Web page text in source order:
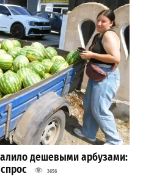
дешевыми арбузами:
3656